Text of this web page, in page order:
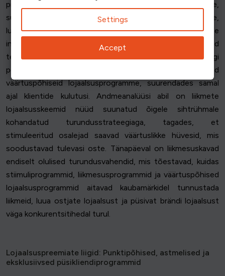
preemiapunktidele, boonuspunktidele,
sünnipäevapreemiatele, erihinnale ja eelisjuurdepääsule,
luues eduka lojaalsusprogrammi, mida pakutakse
integreeritud digitaalsete platvormide kaudu. Kliendid
teenivad punkte, kasutavad punkte ja pääsevad ligi
personaalsetele pakkumistele, mis tugevdavad
väärtuspõhiseid lojaalsusprogramme, suurendades samal
ajal klientide kulutusi. Andmeanalüüsi abil on liikmete
lojaalsusskeemid nüüd suunatud õigele sihtrühmale
kohandatud turundusstrateegiaga, tagades, et
stimuleeritud osalejad saavad väärtuslikke hüvesid, mis
soodustavad tulevasi oste. Tänapäeval on liikmesuskavad
endiselt olulised turundusvahendid, mis tõestavad, kuidas
stiimuliprogrammid, liikmesusprogrammid ja väärtuspõhised
lojaalsusprogrammid aitavad kaubamärkidel tunnustada
liikmeid, luua ostjate lojaalsust ja püsivat brändi lojaalsust
väga konkurentsitihedal turul.
Lojaalsuspreemiate liigid: Punktipõhised, astmelised ja
eksklusiivsed püsikliendiprogrammid
Settings
Accept